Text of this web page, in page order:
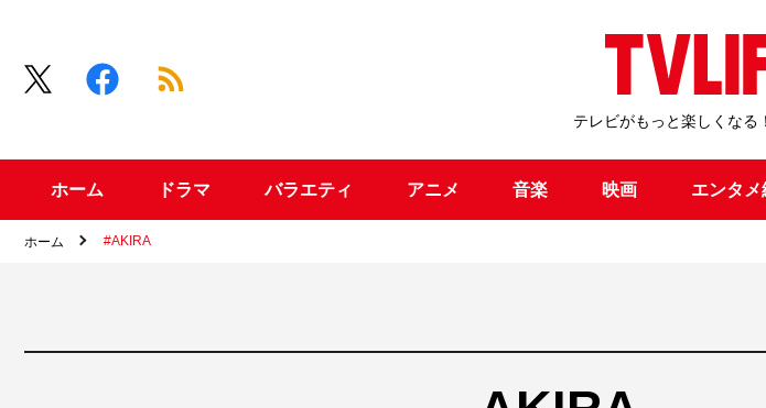
テレビがもっと楽しくなる
ホーム ドラマ バラエティ アニメ 音楽 映画 エンタメ
ホーム #AKIRA